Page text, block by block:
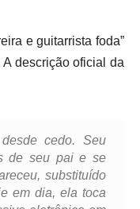
e guitarrista foda”
A descrição oficial da
desde cedo. Seu
de seu pai e se
substituído
em dia, ela toca